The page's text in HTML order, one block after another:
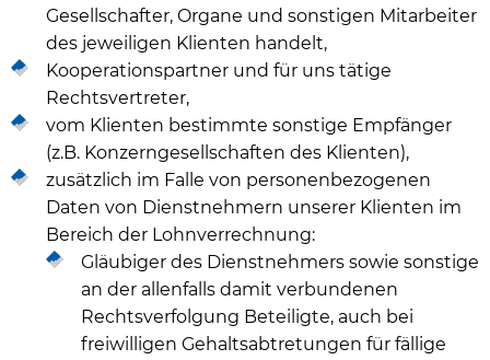
Gesellschafter, Organe und sonstigen Mitarbeiter
des jeweiligen Klienten handelt,
Kooperationspartner und für uns tätige
Rechtsvertreter,
vom Klienten bestimmte sonstige Empfänger
(z.B. Konzerngesellschaften des Klienten),
zusätzlich im Falle von personenbezogenen
Daten von Dienstnehmern unserer Klienten im
Bereich der Lohnverrechnung:
Gläubiger des Dienstnehmers sowie sonstige
an der allenfalls damit verbundenen
Rechtsverfolgung Beteiligte, auch bei
freiwilligen Gehaltsabtretungen für fällige